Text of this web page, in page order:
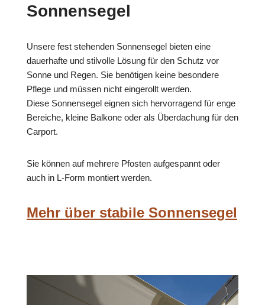
Sonnensegel
Unsere fest stehenden Sonnensegel bieten eine
dauerhafte und stilvolle Lösung für den Schutz vor
Sonne und Regen. Sie benötigen keine besondere
Pflege und müssen nicht eingerollt werden.
Diese Sonnensegel eignen sich hervorragend für enge
Bereiche, kleine Balkone oder als Überdachung für den
Carport.
Sie können auf mehrere Pfosten aufgespannt oder
auch in L-Form montiert werden.
Mehr über stabile Sonnensegel